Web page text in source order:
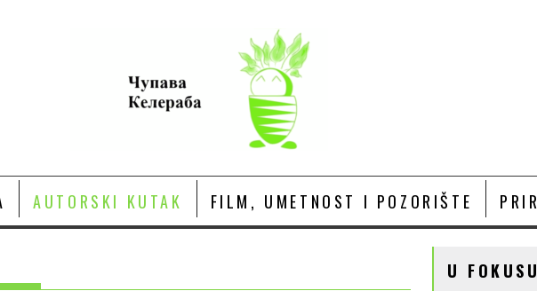
AUTORSKI KUTAK FILM, UMETNOST I POZORIŠTE
U FOKUSU